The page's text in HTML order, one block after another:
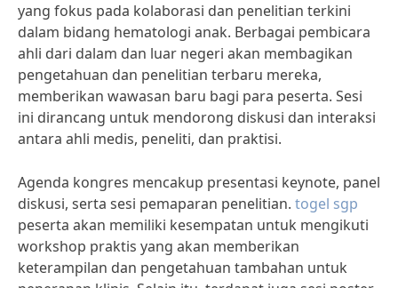
yang fokus pada kolaborasi dan penelitian terkini
dalam bidang hematologi anak. Berbagai pembicara
ahli dari dalam dan luar negeri akan membagikan
pengetahuan dan penelitian terbaru mereka,
memberikan wawasan baru bagi para peserta. Sesi
ini dirancang untuk mendorong diskusi dan interaksi
antara ahli medis, peneliti, dan praktisi.
Agenda kongres mencakup presentasi keynote, panel
diskusi, serta sesi pemaparan penelitian. togel sgp
peserta akan memiliki kesempatan untuk mengikuti
workshop praktis yang akan memberikan
keterampilan dan pengetahuan tambahan untuk